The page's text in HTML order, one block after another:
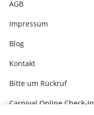
AGB
Impressum
Blog
Kontakt
Bitte um Rückruf
Carnival Online Check-In